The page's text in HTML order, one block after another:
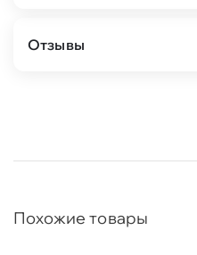
Отзывы
Похожие товары